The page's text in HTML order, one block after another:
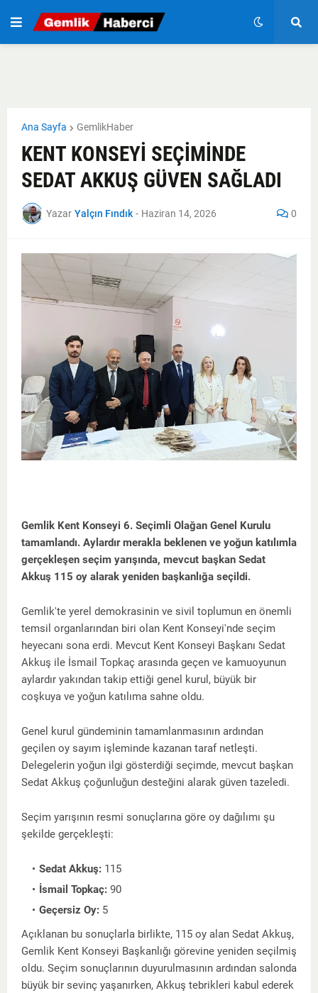
Ana Sayfa GemlikHaber
KENT KONSEYİ SEÇİMİNDE
SEDAT AKKUŞ GÜVEN SAĞLADI
Yazar Yalçın Fındık - Haziran 14, 2026 0
Gemlik Kent Konseyi 6. Seçimli Olağan Genel Kurulu
tamamlandı. Aylardır merakla beklenen ve yoğun katılımla
gerçekleşen seçim yarışında, mevcut başkan Sedat
Akkuş 115 oy alarak yeniden başkanlığa seçildi.
​Gemlik'te yerel demokrasinin ve sivil toplumun en önemli
temsil organlarından biri olan Kent Konseyi'nde seçim
heyecanı sona erdi. Mevcut Kent Konseyi Başkanı Sedat
Akkuş ile İsmail Topkaç arasında geçen ve kamuoyunun
aylardır yakından takip ettiği genel kurul, büyük bir
coşkuya ve yoğun katılıma sahne oldu.
​Genel kurul gündeminin tamamlanmasının ardından
geçilen oy sayım işleminde kazanan taraf netleşti.
Delegelerin yoğun ilgi gösterdiği seçimde, mevcut başkan
Sedat Akkuş çoğunluğun desteğini alarak güven tazeledi.
​Seçim yarışının resmi sonuçlarına göre oy dağılımı şu
şekilde gerçekleşti:
Sedat Akkuş: 115
İsmail Topkaç: 90
Geçersiz Oy: 5
​Açıklanan bu sonuçlarla birlikte, 115 oy alan Sedat Akkuş,
Gemlik Kent Konseyi Başkanlığı görevine yeniden seçilmiş
oldu. Seçim sonuçlarının duyurulmasının ardından salonda
büyük bir sevinç yaşanırken, Akkuş tebrikleri kabul ederek